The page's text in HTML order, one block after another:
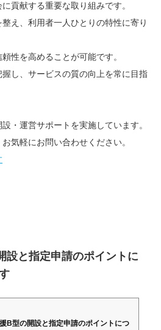
貢献する重要な取り組みです。
え、利用者一人ひとりの特性に寄り
性を高めることが可能です。
し、サービスの質の向上を常に目指
・運営サポートを実施しています。
気軽にお問い合わせください。
設と指定申請のポイントに
B型の開設と指定申請のポイントにつ